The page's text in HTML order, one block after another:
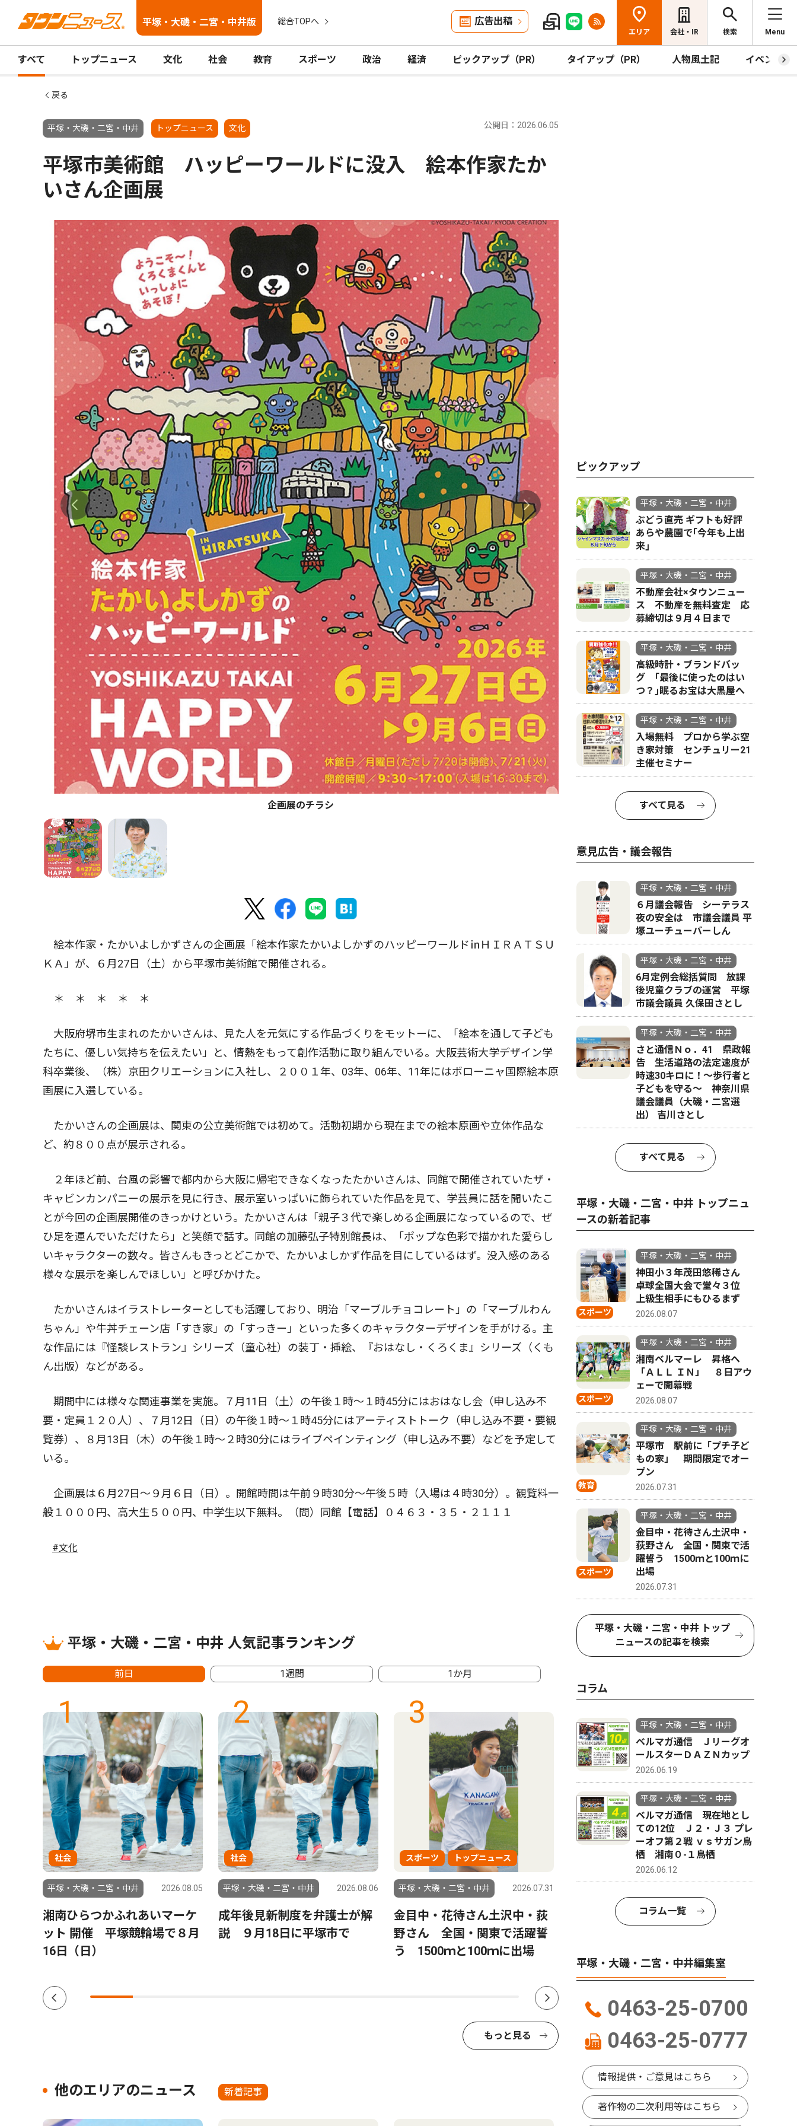
平塚・大磯・二宮・中井版 総合TOPへ 広告出稿
エリア 会社・IR 検索 Menu
すべて トップニュース 文化 社会 教育 スポーツ 政治 経済 ピックアップ（PR） タイアップ（PR） 人物風土記 イベント
戻る
平塚・大磯・二宮・中井 トップニュース 文化 公開日：2026.06.05
平塚市美術館 ハッピーワールドに没入 絵本作家たか
いさん企画展
企画展のチラシ
絵本作家・たかいよしかずさんの企画展「絵本作家たかいよしかずのハッピーワールド㏌ＨＩＲＡＴＳＵ
ＫＡ」が、６月27日（土）から平塚市美術館で開催される。
＊ ＊ ＊ ＊ ＊
大阪府堺市生まれのたかいさんは、見た人を元気にする作品づくりをモットーに、「絵本を通して子ども
たちに、優しい気持ちを伝えたい」と、情熱をもって創作活動に取り組んでいる。大阪芸術大学デザイン学
科卒業後、（株）京田クリエーションに入社し、２００１年、03年、06年、11年にはボローニャ国際絵本原
画展に入選している。
たかいさんの企画展は、関東の公立美術館では初めて。活動初期から現在までの絵本原画や立体作品な
ど、約８００点が展示される。
２年ほど前、台風の影響で都内から大阪に帰宅できなくなったたかいさんは、同館で開催されていたザ・
キャビンカンパニーの展示を見に行き、展示室いっぱいに飾られていた作品を見て、学芸員に話を聞いたこ
とが今回の企画展開催のきっかけという。たかいさんは「親子３代で楽しめる企画展になっているので、ぜ
ひ足を運んでいただけたら」と笑顔で話す。同館の加藤弘子特別館長は、「ポップな色彩で描かれた愛らし
いキャラクターの数々。皆さんもきっとどこかで、たかいよしかず作品を目にしているはず。没入感のある
様々な展示を楽しんでほしい」と呼びかけた。
たかいさんはイラストレーターとしても活躍しており、明治「マーブルチョコレート」の「マーブルわん
ちゃん」や牛丼チェーン店「すき家」の「すっきー」といった多くのキャラクターデザインを手がける。主
な作品には『怪談レストラン』シリーズ（童心社）の装丁・挿絵、『おはなし・くろくま』シリーズ（くも
ん出版）などがある。
期間中には様々な関連事業を実施。７月11日（土）の午後１時〜１時45分にはおはなし会（申し込み不
要・定員１２０人）、７月12日（日）の午後１時〜１時45分にはアーティストトーク（申し込み不要・要観
覧券）、８月13日（木）の午後１時〜２時30分にはライブペインティング（申し込み不要）などを予定して
いる。
企画展は６月27日〜９月６日（日）。開館時間は午前９時30分〜午後５時（入場は４時30分）。観覧料一
般１０００円、高大生５００円、中学生以下無料。（問）同館【電話】０４６３・３５・２１１１
#文化
平塚・大磯・二宮・中井 人気記事ランキング
前日 1週間 1か月
1
社会
平塚・大磯・二宮・中井 2026.08.05
湘南ひらつかふれあいマーケ
ット 開催 平塚競輪場で８月
16日（日）
2
社会
平塚・大磯・二宮・中井 2026.08.06
成年後見新制度を弁護士が解
説 ９月18日に平塚市で
3
スポーツ トップニュース
平塚・大磯・二宮・中井 2026.07.31
金目中・花待さん土沢中・荻
野さん 全国・関東で活躍誓
う 1500ｍと100ｍに出場
4
平塚地区警察官友の会 石崎
もっと見る
他のエリアのニュース 新着記事
ピックアップ
平塚・大磯・二宮・中井
ぶどう直売 ギフトも好評
あらや農園で｢今年も上出
来｣
平塚・大磯・二宮・中井
不動産会社×タウンニュー
ス 不動産を無料査定 応
募締切は９月４日まで
平塚・大磯・二宮・中井
高級時計・ブランドバッ
グ ｢最後に使ったのはい
つ？｣眠るお宝は大黒屋へ
平塚・大磯・二宮・中井
入場無料 プロから学ぶ空
き家対策 センチュリー21
主催セミナー
すべて見る
意見広告・議会報告
平塚・大磯・二宮・中井
６月議会報告 シーテラス
夜の安全は 市議会議員 平
塚ユーチューバーしん
平塚・大磯・二宮・中井
6月定例会総括質問 放課
後児童クラブの運営 平塚
市議会議員 久保田さとし
平塚・大磯・二宮・中井
さと通信Ｎｏ．41 県政報
告 生活道路の法定速度が
時速30キロに！〜歩行者と
子どもを守る〜 神奈川県
議会議員（大磯・二宮選
出） 吉川さとし
すべて見る
平塚・大磯・二宮・中井 トップニュ
ースの新着記事
スポーツ
平塚・大磯・二宮・中井
神田小３年茂田悠稀さん
卓球全国大会で堂々３位
上級生相手にもひるまず
2026.08.07
スポーツ
平塚・大磯・二宮・中井
湘南ベルマーレ 昇格へ
「ＡＬＬ ＩＮ」 ８日アウ
ェーで開幕戦
2026.08.07
教育
平塚・大磯・二宮・中井
平塚市 駅前に「プチ子ど
もの家」 期間限定でオー
プン
2026.07.31
スポーツ
平塚・大磯・二宮・中井
金目中・花待さん土沢中・
荻野さん 全国・関東で活
躍誓う 1500ｍと100ｍに
出場
2026.07.31
平塚・大磯・二宮・中井 トップ
ニュースの記事を検索
コラム
平塚・大磯・二宮・中井
ベルマガ通信 Ｊリーグオ
ールスターＤＡＺＮカップ
2026.06.19
平塚・大磯・二宮・中井
ベルマガ通信 現在地とし
ての12位 Ｊ２・Ｊ３ プレ
ーオフ第２戦 ｖｓサガン鳥
栖 湘南０-１鳥栖
2026.06.12
コラム一覧
平塚・大磯・二宮・中井編集室
0463-25-0700
0463-25-0777
情報提供・ご意見はこちら
著作物の二次利用等はこちら